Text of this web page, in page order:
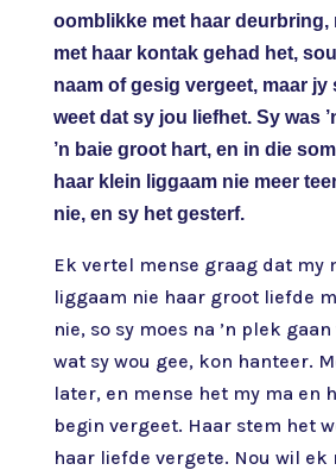
oomblikke met haar deurbring,
met haar kontak gehad het,
naam of gesig vergeet, maar jy
weet dat sy jou liefhet. Sy was
’n baie groot hart, en in die
haar klein liggaam nie meer
nie, en sy het gesterf.
Ek vertel mense graag dat my
liggaam nie haar groot liefde
nie, so sy moes na ’n plek
wat sy wou gee, kon hanteer.
later, en mense het my ma en
begin vergeet. Haar stem het
haar liefde vergete. Nou wil ek